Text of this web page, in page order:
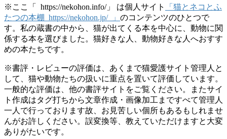
※ここ「 https://nekohon.info/」 は個人サイト
「猫とネコとふ
たつの本棚 https://nekohon.jp/ 」 のコンテンツのひとつで
す。私の蔵書の中から、猫が出てくる本を中心に、動物に関
係する本を選びました。猫好きな人、動物好きな人へおすす
めの本たちです。
※書評・レビューの評価は、あくまで猫愛護サイト管理人と
して、猫や動物たちの扱いに重点を置いて評価しています。
一般的な評価は、他の書評サイトをご覧ください。またサイ
ト作成はタグ打ちから文章作成・画像加工まですべて管理人
一人で行っております故、お見苦しい個所もあるもしれませ
んがお許しください。誤変換等、教えていただけますと大変
ありがたいです。